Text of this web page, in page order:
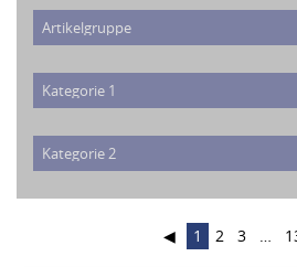
◀ 1 2 3 …